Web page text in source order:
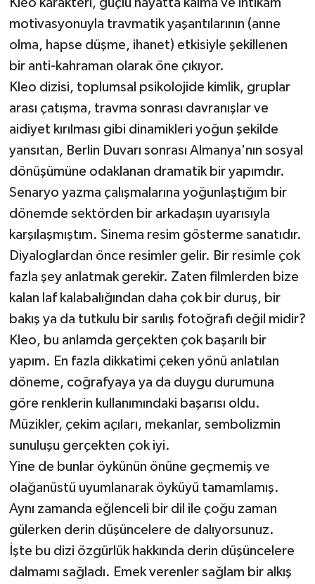
Kleo karakteri, güçlü hayatta kalma ve intikam
motivasyonuyla travmatik yaşantılarının (anne
olma, hapse düşme, ihanet) etkisiyle şekillenen
bir anti-kahraman olarak öne çıkıyor.
Kleo dizisi, toplumsal psikolojide kimlik, gruplar
arası çatışma, travma sonrası davranışlar ve
aidiyet kırılması gibi dinamikleri yoğun şekilde
yansıtan, Berlin Duvarı sonrası Almanya'nın sosyal
dönüşümüne odaklanan dramatik bir yapımdır.
Senaryo yazma çalışmalarına yoğunlaştığım bir
dönemde sektörden bir arkadaşın uyarısıyla
karşılaşmıştım. Sinema resim gösterme sanatıdır.
Diyaloglardan önce resimler gelir. Bir resimle çok
fazla şey anlatmak gerekir. Zaten filmlerden bize
kalan laf kalabalığından daha çok bir duruş, bir
bakış ya da tutkulu bir sarılış fotoğrafı değil midir?
Kleo, bu anlamda gerçekten çok başarılı bir
yapım. En fazla dikkatimi çeken yönü anlatılan
döneme, coğrafyaya ya da duygu durumuna
göre renklerin kullanımındaki başarısı oldu.
Müzikler, çekim açıları, mekanlar, sembolizmin
sunuluşu gerçekten çok iyi.
Yine de bunlar öykünün önüne geçmemiş ve
olağanüstü uyumlanarak öyküyü tamamlamış.
Aynı zamanda eğlenceli bir dil ile çoğu zaman
gülerken derin düşüncelere de dalıyorsunuz.
İşte bu dizi özgürlük hakkında derin düşüncelere
dalmamı sağladı. Emek verenler sağlam bir alkış